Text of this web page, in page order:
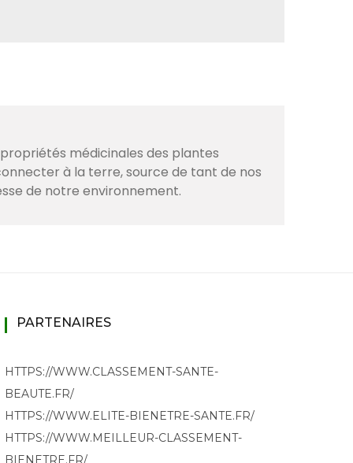
médicinales des plantes
à la terre, source de tant de nos
de notre environnement.
PARTENAIRES
HTTPS://WWW.CLASSEMENT-SANTE-
BEAUTE.FR/
HTTPS://WWW.ELITE-BIENETRE-SANTE.FR/
HTTPS://WWW.MEILLEUR-CLASSEMENT-
BIENETRE.FR/